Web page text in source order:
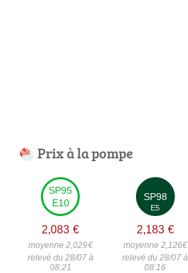
Prix à la pompe
SP95
E10
2,083 €
moyenne 2,029€
relevé du 28/07 à
08:21
SP98
E5
2,183 €
moyenne 2,126€
relevé du 28/07 à
08:16